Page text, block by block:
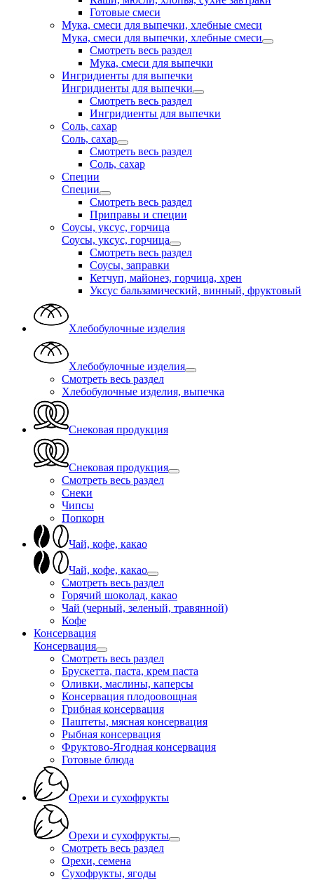
Готовые смеси
Мука, смеси для выпечки, хлебные смеси
Мука, смеси для выпечки, хлебные смеси
Смотреть весь раздел
Мука, смеси для выпечки
Ингридиенты для выпечки
Ингридиенты для выпечки
Смотреть весь раздел
Ингридиенты для выпечки
Соль, сахар
Соль, сахар
Смотреть весь раздел
Соль, сахар
Специи
Специи
Смотреть весь раздел
Приправы и специи
Соусы, уксус, горчица
Соусы, уксус, горчица
Смотреть весь раздел
Соусы, заправки
Кетчуп, майонез, горчица, хрен
Уксус бальзамический, винный, фруктовый
Хлебобулочные изделия
Хлебобулочные изделия
Смотреть весь раздел
Хлебобулочные изделия, выпечка
Снековая продукция
Снековая продукция
Смотреть весь раздел
Снеки
Чипсы
Попкорн
Чай, кофе, какао
Чай, кофе, какао
Смотреть весь раздел
Горячий шоколад, какао
Чай (черный, зеленый, травянной)
Кофе
Консервация
Консервация
Смотреть весь раздел
Брускетта, паста, крем паста
Оливки, маслины, каперсы
Консервация плодоовощная
Грибная консервация
Паштеты, мясная консервация
Рыбная консервация
Фруктово-Ягодная консервация
Готовые блюда
Орехи и сухофрукты
Орехи и сухофрукты
Смотреть весь раздел
Орехи, семена
Сухофрукты, ягоды